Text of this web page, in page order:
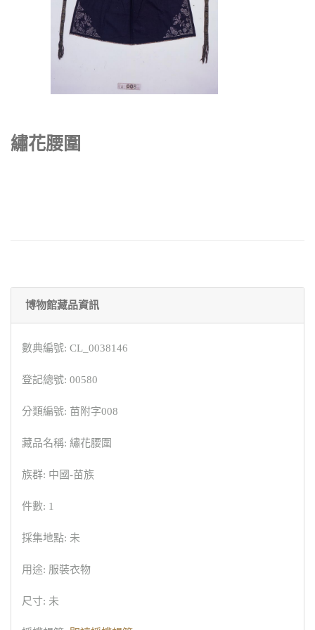
繡花腰圍
博物館藏品資訊
數典編號: CL_0038146
登記總號: 00580
分類編號: 苗附字008
藏品名稱: 繡花腰圍
族群: 中國-苗族
件數: 1
採集地點: 未
用途: 服裝衣物
尺寸: 未